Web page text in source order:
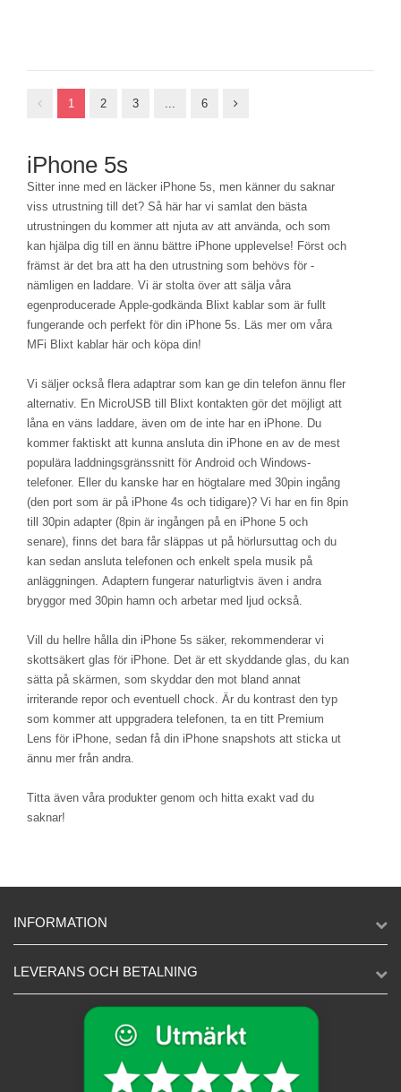
1 2 3 6
iPhone 5s
Sitter inne med en läcker iPhone 5s, men känner du saknar
viss utrustning till det? Så här har vi samlat den bästa
utrustningen du kommer att njuta av att använda, och som
kan hjälpa dig till en ännu bättre iPhone upplevelse! Först och
främst är det bra att ha den utrustning som behövs för -
nämligen en laddare. Vi är stolta över att sälja våra
egenproducerade Apple-godkända Blixt kablar som är fullt
fungerande och perfekt för din iPhone 5s. Läs mer om våra
MFi Blixt kablar här och köpa din!
Vi säljer också flera adaptrar som kan ge din telefon ännu fler
alternativ. En MicroUSB till Blixt kontakten gör det möjligt att
låna en väns laddare, även om de inte har en iPhone. Du
kommer faktiskt att kunna ansluta din iPhone en av de mest
populära laddningsgränssnitt för Android och Windows-
telefoner. Eller du kanske har en högtalare med 30pin ingång
(den port som är på iPhone 4s och tidigare)? Vi har en fin 8pin
till 30pin adapter (8pin är ingången på en iPhone 5 och
senare), finns det bara får släppas ut på hörlursuttag och du
kan sedan ansluta telefonen och enkelt spela musik på
anläggningen. Adaptern fungerar naturligtvis även i andra
bryggor med 30pin hamn och arbetar med ljud också.
Vill du hellre hålla din iPhone 5s säker, rekommenderar vi
skottsäkert glas för iPhone. Det är ett skyddande glas, du kan
sätta på skärmen, som skyddar den mot bland annat
irriterande repor och eventuell chock. Är du kontrast den typ
som kommer att uppgradera telefonen, ta en titt Premium
Lens för iPhone, sedan få din iPhone snapshots att sticka ut
ännu mer från andra.
Titta även våra produkter genom och hitta exakt vad du
saknar!
INFORMATION
LEVERANS OCH BETALNING